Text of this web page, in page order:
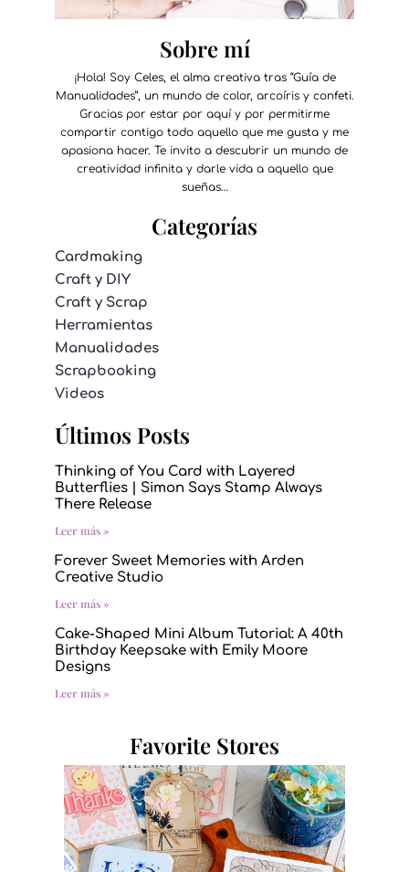
Sobre mí
¡Hola! Soy Celes, el alma creativa tras “Guía de
Manualidades”, un mundo de color, arcoíris y confeti.
Gracias por estar por aquí y por permitirme
compartir contigo todo aquello que me gusta y me
apasiona hacer. Te invito a descubrir un mundo de
creatividad infinita y darle vida a aquello que
sueñas…
Categorías
Cardmaking
Craft y DIY
Craft y Scrap
Herramientas
Manualidades
Scrapbooking
Videos
Últimos Posts
Thinking of You Card with Layered
Butterflies | Simon Says Stamp Always
There Release
Leer más »
Forever Sweet Memories with Arden
Creative Studio
Leer más »
Cake-Shaped Mini Album Tutorial: A 40th
Birthday Keepsake with Emily Moore
Designs
Leer más »
Favorite Stores